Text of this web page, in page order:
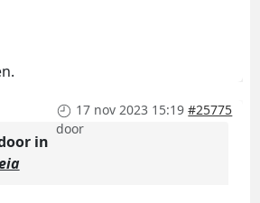
17 nov 2023 15:19 #25775
door
in